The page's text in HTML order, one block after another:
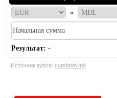
»
Результат: -
Источник курса: cursbnm.md